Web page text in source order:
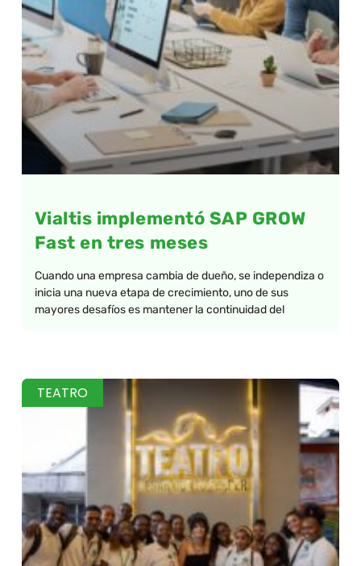
Vialtis implementó SAP GROW
Fast en tres meses
Cuando una empresa cambia de dueño, se independiza o
inicia una nueva etapa de crecimiento, uno de sus
mayores desafíos es mantener la continuidad del
TEATRO